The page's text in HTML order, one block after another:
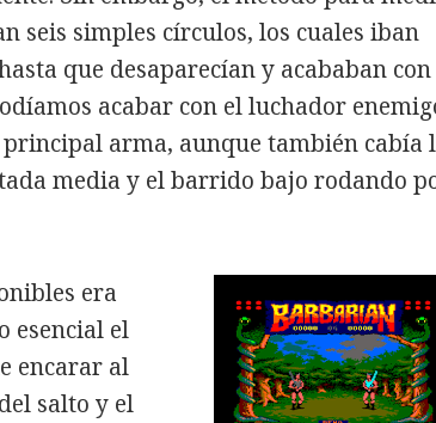
seis simples círculos, los cuales iban
que desaparecían y acababan con
acabar con el luchador
arma, aunque también cabía
media y el barrido bajo rodando
era
esencial el
encarar al
salto y el